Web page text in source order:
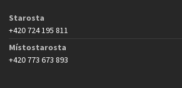
Starosta
+420 724 195 811
Místostarosta
+420 773 673 893